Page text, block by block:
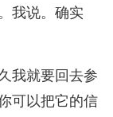
我说。确实
我就要回去参
可以把它的信